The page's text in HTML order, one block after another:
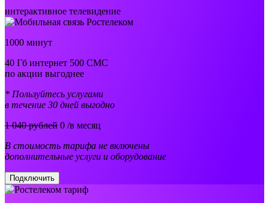
интерактивное телевидение
1000 минут
40 Гб интернет 500 СМС
по акции выгоднее
* Пользуйтесь услугами
в течение 30 дней выгодно
1 040 рублей 0 /в месяц
В стоимость тарифа не включены
дополнительные услуги и оборудование
Подключить